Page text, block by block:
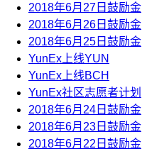
2018年6月27日鼓励金
2018年6月26日鼓励金
2018年6月25日鼓励金
YunEx上线YUN
YunEx上线BCH
YunEx社区志愿者计划
2018年6月24日鼓励金
2018年6月23日鼓励金
2018年6月22日鼓励金